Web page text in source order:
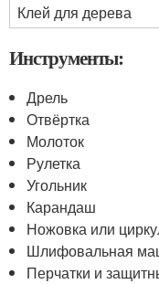
Клей для дерева
Инструменты:
Дрель
Отвёртка
Молоток
Рулетка
Угольник
Карандаш
Ножовка или
Шлифовальная
Перчатки и